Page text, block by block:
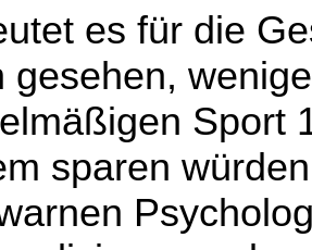
es für die
gesehen,
Sport
sparen